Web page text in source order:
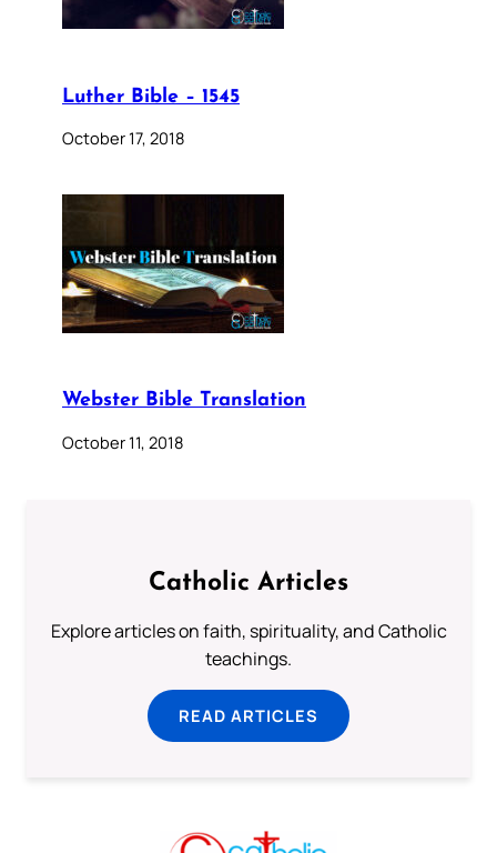
Luther Bible – 1545
October 17, 2018
Webster Bible Translation
October 11, 2018
Catholic Articles
Explore articles on faith, spirituality, and Catholic
teachings.
READ ARTICLES